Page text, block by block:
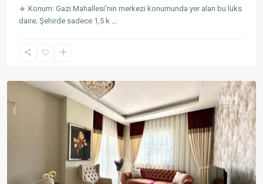
🔹 Konum: Gazi Mahallesi'nin merkezi konumunda yer alan bu lüks
daire; Şehirde sadece 1,5 k
Satılık